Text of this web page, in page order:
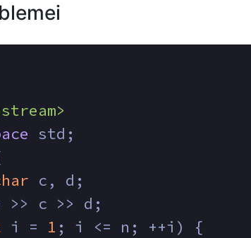
std;
c, d;
>> c >> d;
i = 1 ; i <= n; ++i) {